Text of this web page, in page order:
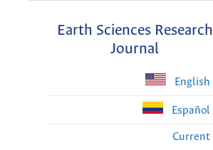
Earth Sciences Research
Journal
English
Español
Current